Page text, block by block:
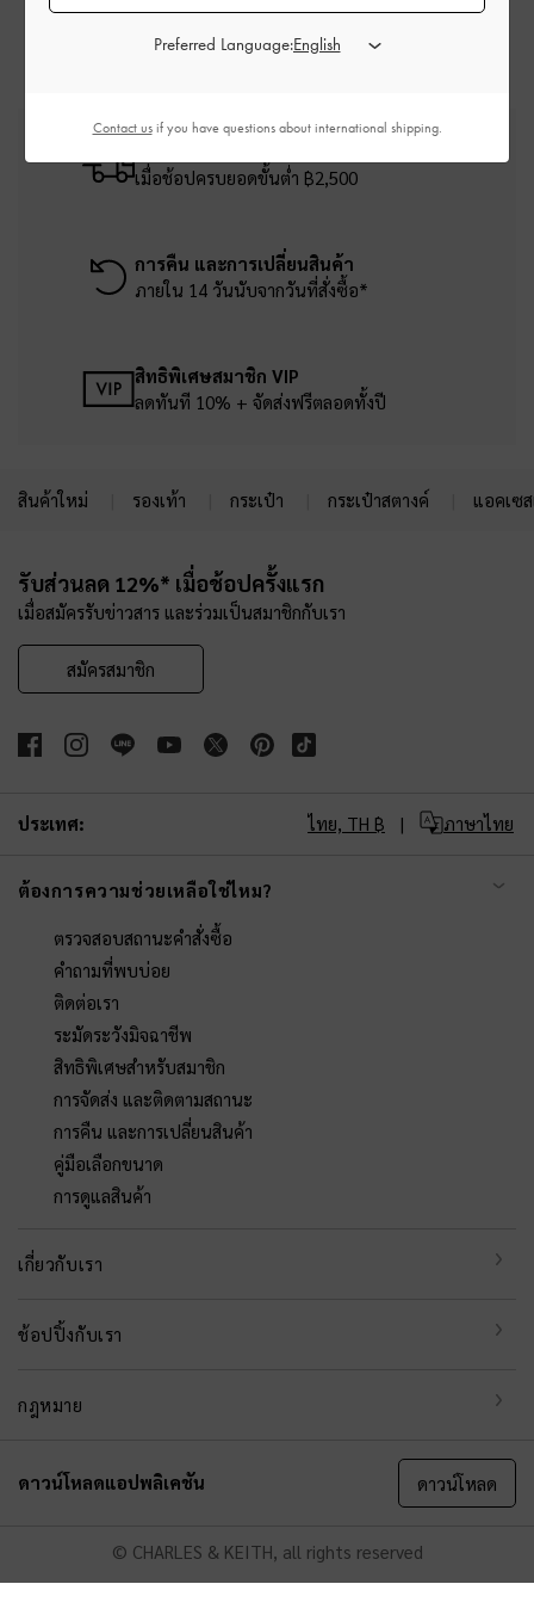
เมื่อช้อปครบยอดขั้นต่ำ ฿2,500
การคืน และการเปลี่ยนสินค้า
ภายใน 14 วันนับจากวันที่สั่งซื้อ*
สิทธิพิเศษสมาชิก VIP
ลดทันที 10% + จัดส่งฟรีตลอดทั้งปี
สินค้าใหม่ รองเท้า กระเป๋า กระเป๋าสตางค์ แอคเซ
รับส่วนลด 12%* เมื่อช้อปครั้งแรก
เมื่อสมัครรับข่าวสาร และร่วมเป็นสมาชิกกับเรา
สมัครสมาชิก
ประเทศ: ไทย, TH ฿ ภาษาไทย
ต้องการความช่วยเหลือใช่ไหม?
ตรวจสอบสถานะคำสั่งซื้อ
คำถามที่พบบ่อย
ติดต่อเรา
ระมัดระวังมิจฉาชีพ
สิทธิพิเศษสำหรับสมาชิก
การจัดส่ง และติดตามสถานะ
การคืน และการเปลี่ยนสินค้า
คู่มือเลือกขนาด
การดูแลสินค้า
เกี่ยวกับเรา
ช้อปปิ้งกับเรา
กฎหมาย
ดาวน์โหลดแอปพลิเคชัน ดาวน์โหลด
© CHARLES & KEITH, all rights reserved
Preferred Language:
Contact usif you have questions about international shipping.